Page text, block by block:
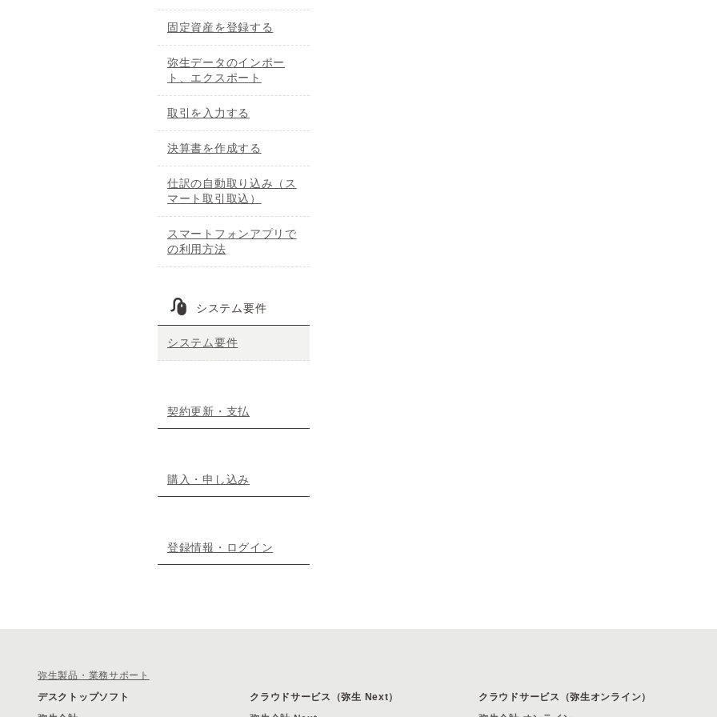
固定資産を登録する
弥生データのインポー
ト、エクスポート
取引を入力する
決算書を作成する
仕訳の自動取り込み（ス
マート取引取込）
スマートフォンアプリで
の利用方法
システム要件
システム要件
契約更新・支払
購入・申し込み
登録情報・ログイン
弥生製品・業務サポート
デスクトップソフト
クラウドサービス（弥生 Next）
クラウドサービス（弥生オンライン）